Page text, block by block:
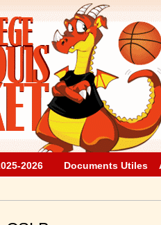
2026 Documents Utiles